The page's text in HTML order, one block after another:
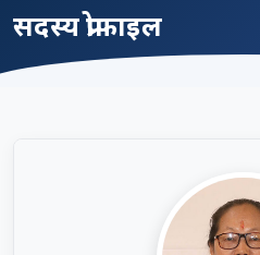
सदस्य प्रोफाइल